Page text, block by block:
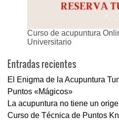
Curso de acupuntura
Universitario
Entradas recientes
El Enigma de la Acupuntura
Puntos «Mágicos»
La acupuntura no tiene un
Curso de Técnica de Puntos